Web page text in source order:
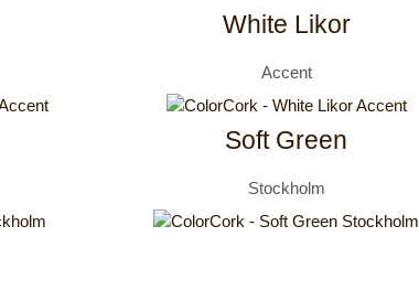
White Likor
Accent
Soft Green
Stockholm